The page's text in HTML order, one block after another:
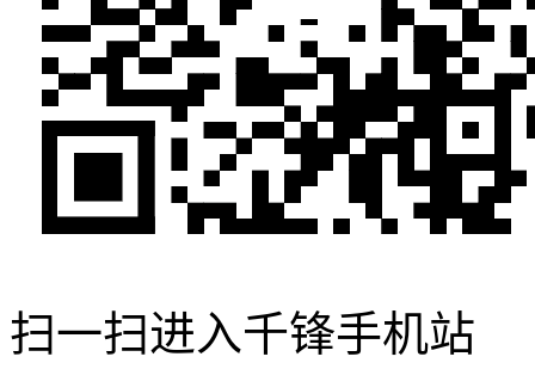
扫一扫进入千锋手机站